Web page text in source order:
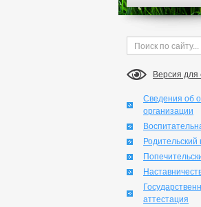
Версия
Сведения об
организации
Родительский
аттестация